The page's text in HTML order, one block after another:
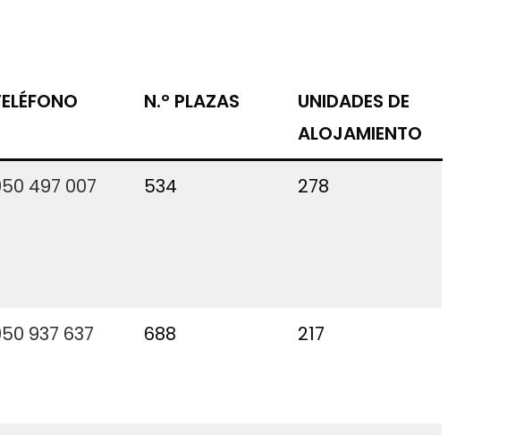
N.º PLAZAS
UNIDADES DE
ALOJAMIENTO
497 007 534 278
937 637 688 217